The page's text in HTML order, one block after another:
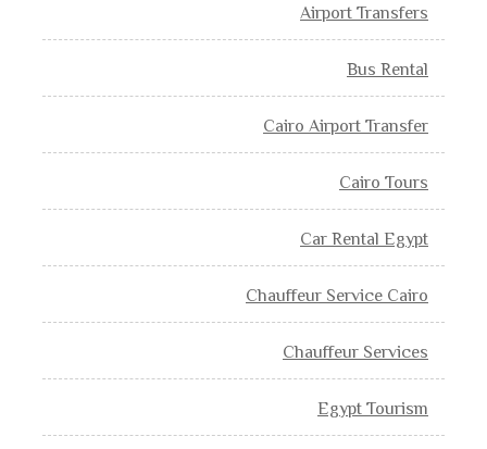
Airport Transfers
Bus Rental
Cairo Airport Transfer
Cairo Tours
Car Rental Egypt
Chauffeur Service Cairo
Chauffeur Services
Egypt Tourism